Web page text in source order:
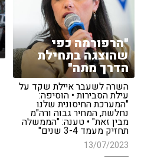
"הרפורמה כפי
שהוצגה בתחילת
הדרך מתה"
השרה לשעבר איילת שקד על
עילת הסבירות • הוסיפה:
"המערכת החיסונית שלנו
נחלשת, המחיר גבוה ורה"מ
מבין זאת" • טענה: "הממשלה
תחזיק מעמד 3-4 שנים"
13/07/2023